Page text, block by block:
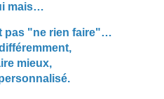
mais…
pas "ne rien faire"…
mieux,